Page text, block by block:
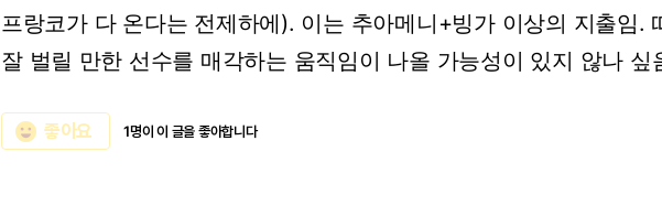
프랑코가 다 온다는 전제하에). 이는 추아메니+빙가 이상의 지출임.
잘 벌릴 만한 선수를 매각하는 움직임이 나올 가능성이 있지 않나 싶
emoji_emotions 좋아요 1명이 이 글을 좋아합니다